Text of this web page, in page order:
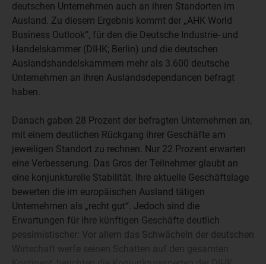
deutschen Unternehmen auch an ihren Standorten im
Ausland. Zu diesem Ergebnis kommt der „AHK World
Business Outlook“, für den die Deutsche Industrie- und
Handelskammer (DIHK; Berlin) und die deutschen
Auslandshandelskammern mehr als 3.600 deutsche
Unternehmen an ihren Auslandsdependancen befragt
haben.
Danach gaben 28 Prozent der befragten Unternehmen an,
mit einem deutlichen Rückgang ihrer Geschäfte am
jeweiligen Standort zu rechnen. Nur 22 Prozent erwarten
eine Verbesserung. Das Gros der Teilnehmer glaubt an
eine konjunkturelle Stabilität. Ihre aktuelle Geschäftslage
bewerten die im europäischen Ausland tätigen
Unternehmen als „recht gut“. Jedoch sind die
Erwartungen für ihre künftigen Geschäfte deutlich
pessimistischer: Vor allem das Schwächeln der deutschen
Wirtschaft werfe seinen Schatten auf den gesamten